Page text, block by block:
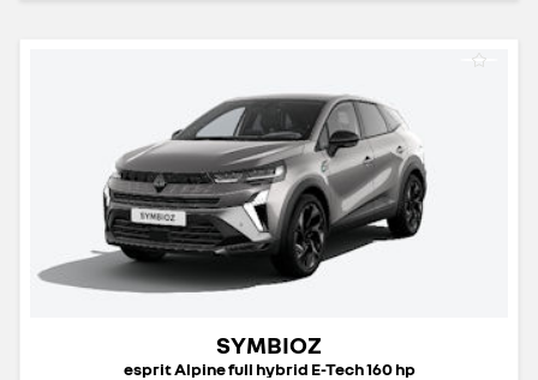
SYMBIOZ
esprit Alpine full hybrid E-Tech 160 hp